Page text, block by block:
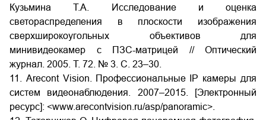
Кузьмина Т.А. Исследование и оценка
светораспределения в плоскости изображения
сверхширокоугольных объективов для
минивидеокамер с ПЗС-матрицей // Оптический
журнал. 2005. Т. 72. № 3. С. 23–30.
11. Arecont Vision. Профессиональные IP камеры для
систем видеонаблюдения. 2007–2015. [Электронный
ресурс]: <www.arecontvision.ru/asp/panoramic>.